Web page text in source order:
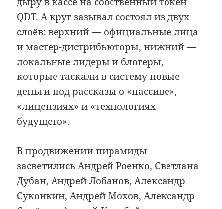
QDT. А круг зазывал состоял из двух
слоёв: верхний — официальные лица
и мастер-дистрибьюторы, нижний —
локальные лидеры и блогеры,
которые таскали в систему новые
деньги под рассказы о «пассиве»,
«лицензиях» и «технологиях
будущего».
В продвижении пирамиды
засветились Андрей Роенко, Светлана
Дубан, Андрей Лобанов, Александр
Суконкин, Андрей Мохов, Александр